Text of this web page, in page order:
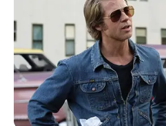
Όμως, δύο μεγάλα
να τον αιφνιδιάσουν.
Ο άνδρας αγωνιζόταν με
δυνάμεις απέναντι στα
πασχίζοντας να μείνει